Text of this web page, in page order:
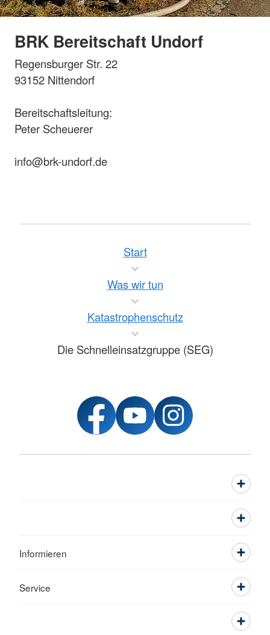
BRK Bereitschaft Undorf
Regensburger Str. 22
93152 Nittendorf
Bereitschaftsleitung:
Peter Scheuerer
info@brk-undorf.de
Start
Was wir tun
Katastrophenschutz
Die Schnelleinsatzgruppe (SEG)
Informieren
Service